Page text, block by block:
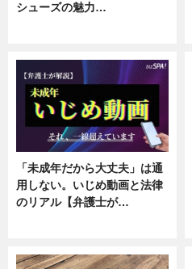
シューズの魅力…
「未成年だから大丈夫」は通
用しない。いじめ動画と法律
のリアル【弁護士が…